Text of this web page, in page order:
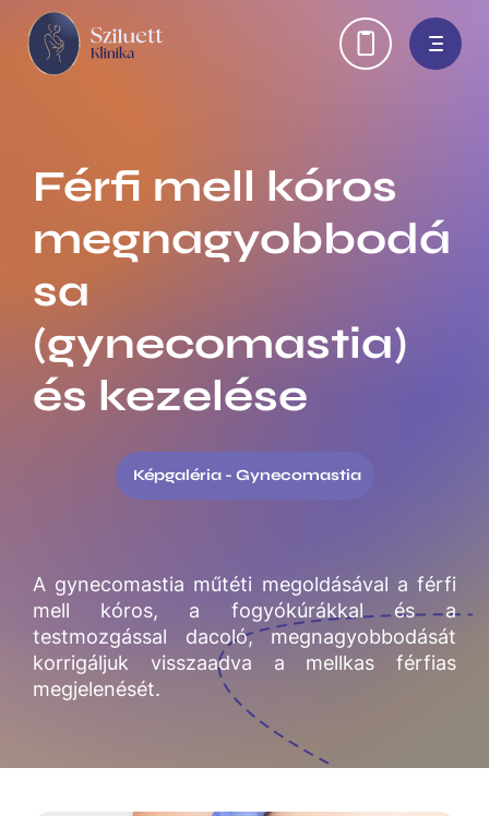
Ugrás
tartalomra
H
e
d
e
r
i
s
Férfi mell kóros
megnagyobbodá
sa
(gynecomastia)
és kezelése
Képgaléria - Gynecomastia
A gynecomastia műtéti megoldásával a férfi
mell kóros, a fogyókúrákkal és a
testmozgással dacoló, megnagyobbodását
korrigáljuk visszaadva a mellkas férfias
megjelenését.